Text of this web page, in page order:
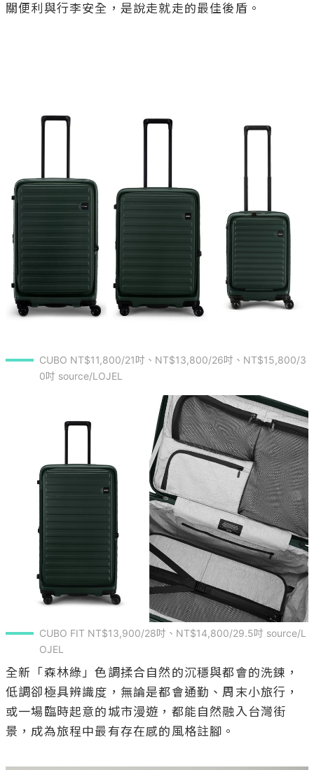
關便利與行李安全，是說走就走的最佳後盾。
CUBO NT$11,800/21吋、NT$13,800/26吋、NT$15,800/3
0吋 source/LOJEL
CUBO FIT NT$13,900/28吋、NT$14,800/29.5吋 source/L
OJEL
全新「森林綠」色調揉合自然的沉穩與都會的洗鍊，
低調卻極具辨識度，無論是都會通勤、周末小旅行，
或一場臨時起意的城市漫遊，都能自然融入台灣街
景，成為旅程中最有存在感的風格註腳。